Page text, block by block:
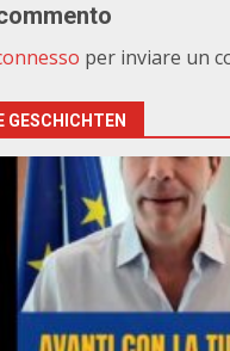
per inviare un
GESCHICHTEN